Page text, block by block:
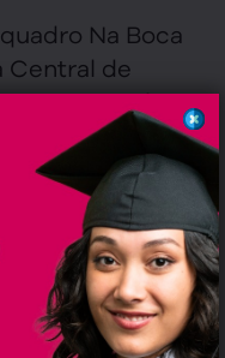
Na Boca
Central de
Rosemberg
e
política.
Manoel
o desejo de
dedica seus
campanha de
estadual